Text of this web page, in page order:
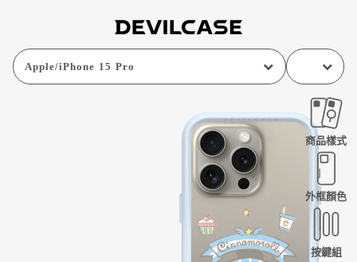
Apple/iPhone 15 Pro
商品樣式
外框顏色
按鍵組